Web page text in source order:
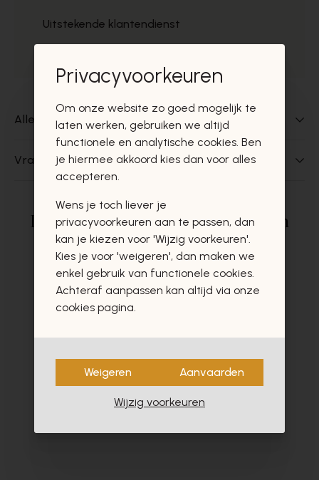
Uitstekende klantendienst
Alles over dit product
Vragen over dit product?
Deze producten zullen u zeker en
vast ook interesseren
Privacyvoorkeuren
Om onze website zo goed mogelijk te
laten werken, gebruiken we altijd
functionele en analytische cookies. Ben
je hiermee akkoord kies dan voor alles
accepteren.
Wens je toch liever je
privacyvoorkeuren aan te passen, dan
kan je kiezen voor 'Wijzig voorkeuren'.
Kies je voor 'weigeren', dan maken we
enkel gebruik van functionele cookies.
Achteraf aanpassen kan altijd via onze
cookies pagina.
Weigeren Aanvaarden
Wijzig voorkeuren